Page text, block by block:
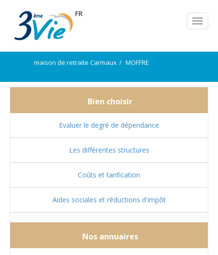
FR
maison de retraite Carmaux MOFFRE
Bien choisir
Evaluer le degré de dépendance
Les différentes structures
Coûts et tarification
Aides sociales et réductions d'impôt
Nos annuaires